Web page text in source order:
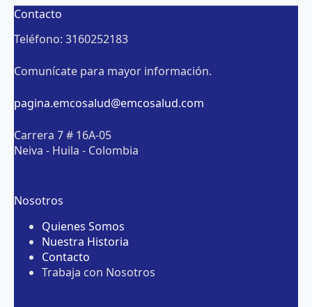
Contacto
Teléfono: 3160252183
Comunícate para mayor información.
pagina.emcosalud@emcosalud.com
Carrera 7 # 16A-05
Neiva - Huila - Colombia
Nosotros
Quienes Somos
Nuestra Historia
Contacto
Trabaja con Nosotros